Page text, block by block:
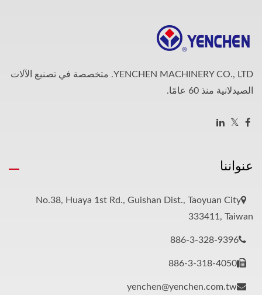
YENCHEN MACHINERY CO., LTD. متخصصة في تصنيع الآلات
الصيدلانية منذ 60 عامًا.
عنواننا
No.38, Huaya 1st Rd., Guishan Dist., Taoyuan City
333411, Taiwan
886-3-328-9396
886-3-318-4050
yenchen@yenchen.com.tw